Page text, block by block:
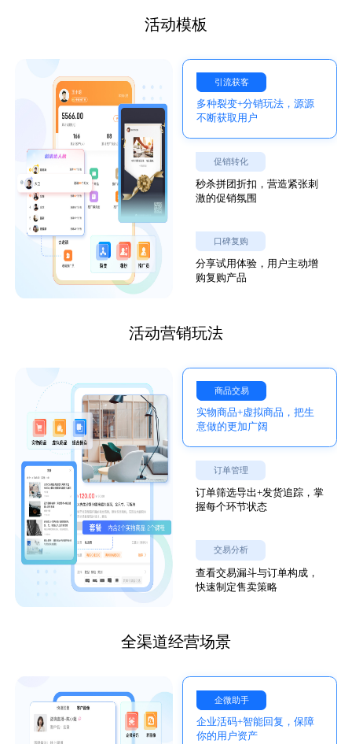
活动模板
引流获客
多种裂变+分销玩法，源源
不断获取用户
促销转化
秒杀拼团折扣，营造紧张刺
激的促销氛围
口碑复购
分享试用体验，用户主动增
购复购产品
活动营销玩法
商品交易
实物商品+虚拟商品，把生
意做的更加广阔
订单管理
订单筛选导出+发货追踪，掌
握每个环节状态
交易分析
查看交易漏斗与订单构成，
快速制定售卖策略
全渠道经营场景
企微助手
企业活码+智能回复，保障
你的用户资产